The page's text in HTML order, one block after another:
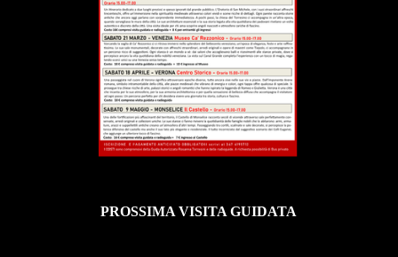
PROSSIMA VISITA GUIDATA